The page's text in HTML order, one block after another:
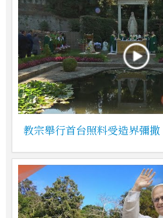
教宗舉行首台照料受造界彌撒